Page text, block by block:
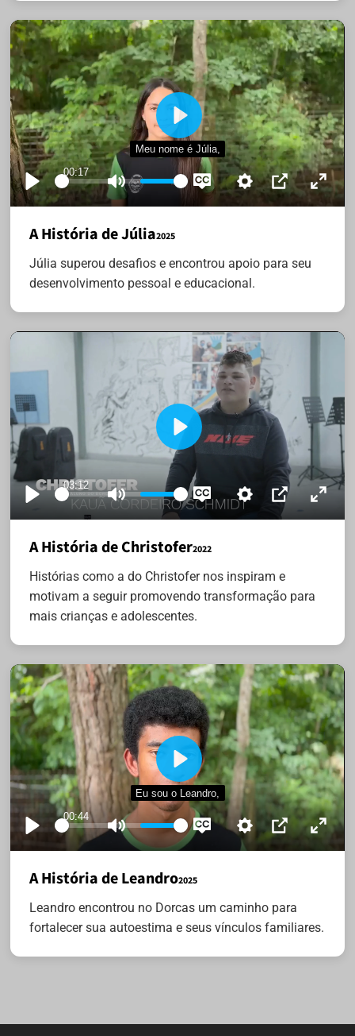
Play
00:17
Mute Settings
PIP
Enter
Meu nome é Júlia,
Play
A História de Júlia2025
Júlia superou desafios e encontrou apoio para seu
desenvolvimento pessoal e educacional.
Play
03:12
Mute
Disable
Settings
PIP
Play
A História de Christofer2022
Histórias como a do Christofer nos inspiram e
motivam a seguir promovendo transformação para
mais crianças e adolescentes.
Play
00:44
Mute
Disable
Settings
PIP
Eu sou o Leandro,
Play
A História de Leandro2025
Leandro encontrou no Dorcas um caminho para
fortalecer sua autoestima e seus vínculos familiares.